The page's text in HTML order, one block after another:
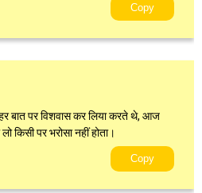
Copy
बात पर विशवास कर लिया करते थे, आज
किसी पर भरोसा नहीं होता।
Copy